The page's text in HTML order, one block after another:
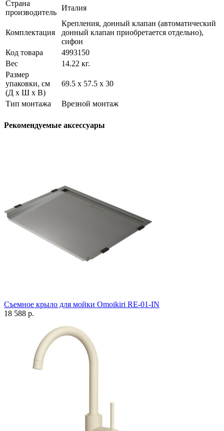
Страна
производитель
Италия
Комплектация
Крепления, донный клапан (автоматический
донный клапан приобретается отдельно),
сифон
Код товара
4993150
Вес
14.22 кг.
Размер
упаковки, см
(Д х Ш х В)
69.5 х 57.5 х 30
Тип монтажа Врезной монтаж
Рекомендуемые аксессуары
Съемное крыло для мойки Omoikiri RE-01-IN
18 588 р.